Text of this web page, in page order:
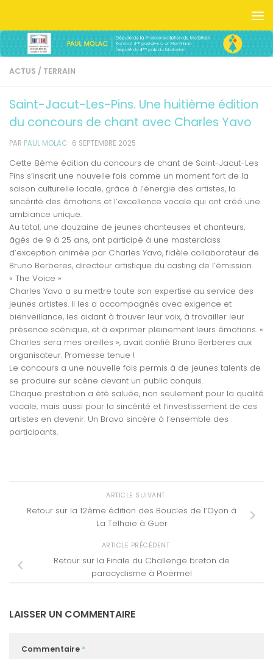
ACTUS / TERRAIN
Saint-Jacut-Les-Pins. Une huitième édition
du concours de chant avec Charles Yavo
PAR PAUL MOLAC · 6 SEPTEMBRE 2025
Cette 8ème édition du concours de chant de Saint-Jacut-Les
Pins s’inscrit une nouvelle fois comme un moment fort de la
saison culturelle locale, grâce à l’énergie des artistes, la
sincérité des émotions et l’excellence vocale qui ont créé une
ambiance unique.
Au total, une douzaine de jeunes chanteuses et chanteurs,
âgés de 9 à 25 ans, ont participé à une masterclass
d’exception animée par Charles Yavo, fidèle collaborateur de
Bruno Berberes, directeur artistique du casting de l’émission
« The Voice »
Charles Yavo a su mettre toute son expertise au service des
jeunes artistes. Il les a accompagnés avec exigence et
bienveillance, les aidant à trouver leur voix, à travailler leur
présence scénique, et à exprimer pleinement leurs émotions. «
Charles sera mes oreilles », avait confié Bruno Berberes aux
organisateur. Promesse tenue !
Le concours a une nouvelle fois permis à de jeunes talents de
se produire sur scène devant un public conquis.
Chaque prestation a été saluée, non seulement pour la qualité
vocale, mais aussi pour la sincérité et l’investissement de ces
artistes en devenir. Un Bravo sincère à l’ensemble des
participants.
ARTICLE SUIVANT
Retour sur la 12ème édition des Boucles de l’Oyon à
La Telhaie à Guer
ARTICLE PRÉCÉDENT
Retour sur la Finale du Challenge breton de
paracyclisme à Ploërmel
LAISSER UN COMMENTAIRE
Commentaire *